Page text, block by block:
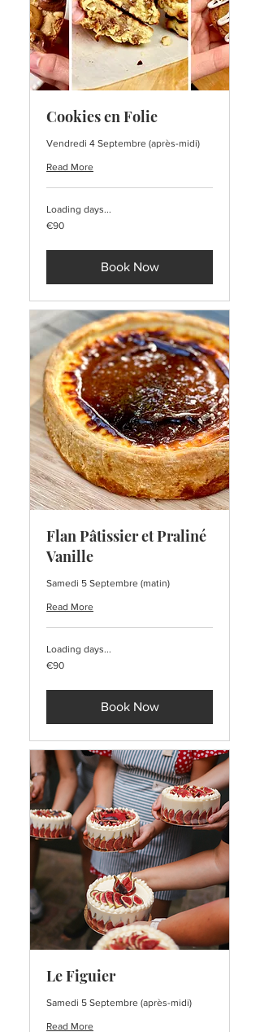
Cookies en Folie
Vendredi 4 Septembre (après-midi)
Read More
Loading days...
90
euros
€90
Book Now
Flan Pâtissier et Praliné
Vanille
Samedi 5 Septembre (matin)
Read More
Loading days...
90
euros
€90
Book Now
Le Figuier
Samedi 5 Septembre (après-midi)
Read More